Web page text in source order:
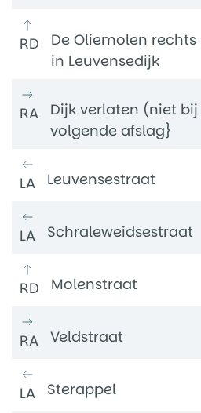
RD
De Oliemolen
in Leuvensedijk
RA
Dijk verlaten (niet bij
volgende afslag}
LA Leuvensestraat
LA Schraleweidsestraat
RD Molenstraat
RA Veldstraat
LA Sterappel